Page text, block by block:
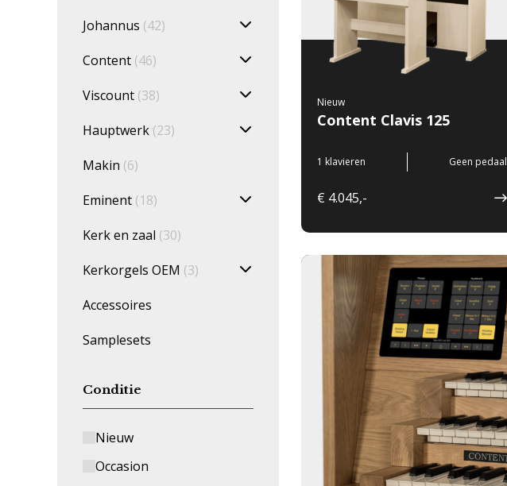
Johannus (42)
Content (46)
Viscount (38)
Hauptwerk (23)
Makin (6)
Eminent (18)
Kerk en zaal (30)
Kerkorgels OEM (3)
Accessoires
Samplesets
Conditie
Nieuw
Occasion
Nieuw
Content Clavis 125
1 klavieren Geen pedaal
€ 4.045,-